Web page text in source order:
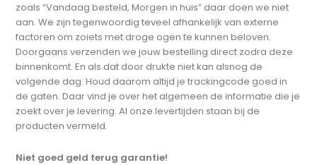
zoals “Vandaag besteld, Morgen in huis” daar doen we niet
aan. We zijn tegenwoordig teveel afhankelijk van externe
factoren om zoiets met droge ogen te kunnen beloven.
Doorgaans verzenden we jouw bestelling direct zodra deze
binnenkomt. En als dat door drukte niet kan alsnog de
volgende dag. Houd daarom altijd je trackingcode goed in
de gaten. Daar vind je over het algemeen de informatie die je
zoekt over je levering. Al onze levertijden staan bij de
producten vermeld.
Niet goed geld terug garantie!